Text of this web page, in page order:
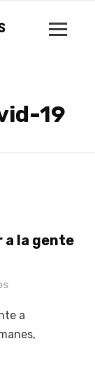
19
a la gente
a